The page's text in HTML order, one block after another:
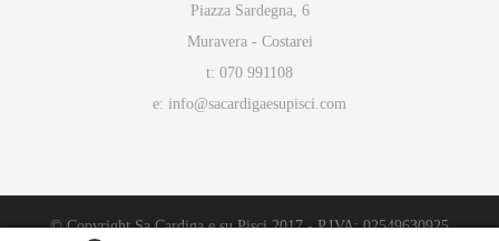
Piazza Sardegna, 6
Muravera - Costarei
t: 070 991108
e: info@sacardigaesupisci.com
© Copyright Sa Cardiga e su Pisci 2017 - P.IVA: 02549630925